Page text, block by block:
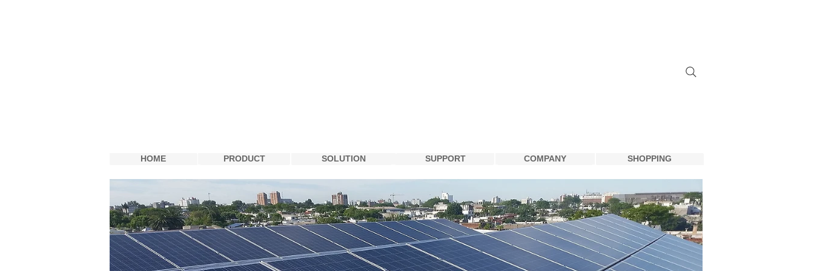
HOME PRODUCT SOLUTION SUPPORT COMPANY SHOPPING
HOME PRODUCT SOLUTION SUPPORT COMPANY SHOPPING